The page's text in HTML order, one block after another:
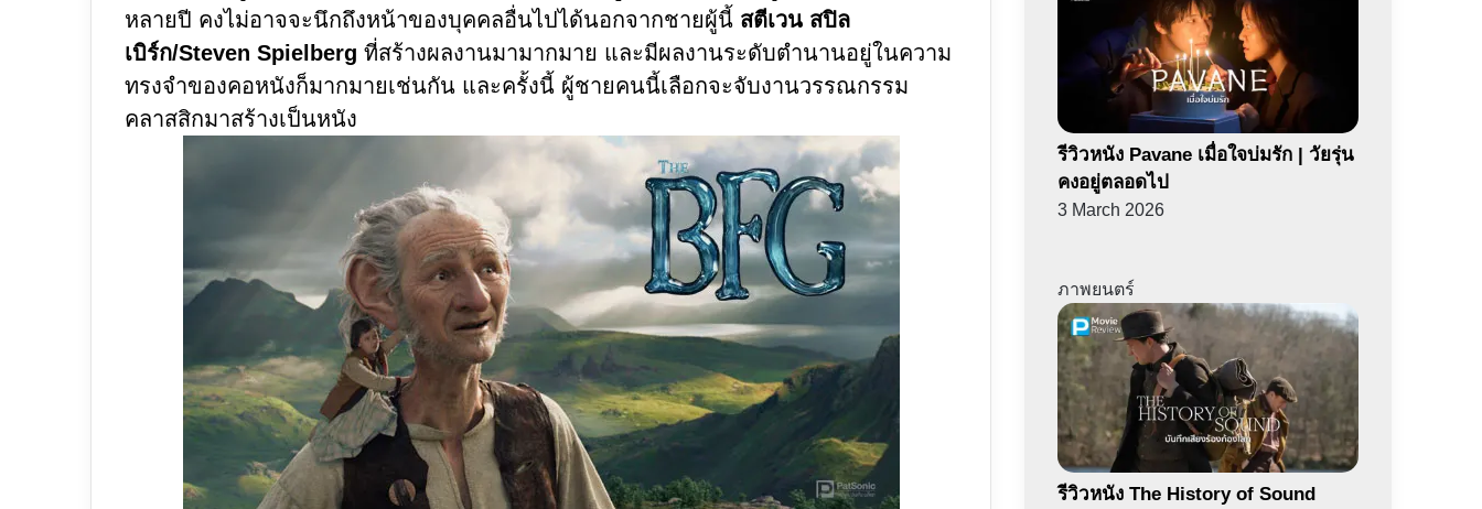
หลายปี คงไม่อาจจะนึกถึงหน้าของบุคคลอื่นไปได้นอกจากชายผู้นี้ สตีเวน สปิล
เบิร์ก/Steven Spielberg ที่สร้างผลงานมามากมาย และมีผลงานระดับตำนานอยู่ในความ
ทรงจำของคอหนังก็มากมายเช่นกัน และครั้งนี้ ผู้ชายคนนี้เลือกจะจับงานวรรณกรรม
คลาสสิกมาสร้างเป็นหนัง
รีวิวหนัง Pavane เมื่อใจบ่มรัก | วัยรุ่น
คงอยู่ตลอดไป
3 March 2026
ภาพยนตร์
รีวิวหนัง The History of Sound